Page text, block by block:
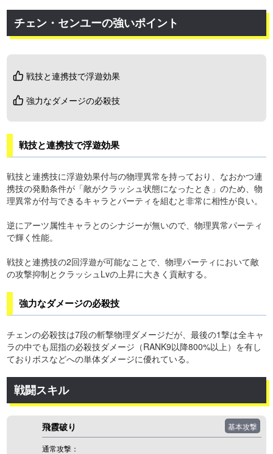
チェン・センユーの強いポイント
戦技と連携技で浮遊効果
強力なダメージの必殺技
戦技と連携技で浮遊効果
戦技と連携技に浮遊効果付与の物理異常を持っており、なおかつ連
携技の発動条件が「敵がクラッシュ状態になったとき」のため、物
理異常が付与できるキャラとパーティを組むと非常に相性が良い。
逆にアーツ属性キャラとのシナジーが無いので、物理異常パーティ
で輝く性能。
戦技と連携技の2回浮遊が可能なことで、物理パーティにおいて敵
の攻撃抑制とクラッシュLvの上昇に大きく貢献する。
強力なダメージの必殺技
チェンの必殺技は7段の斬撃物理ダメージだが、最後の1撃は全キャ
ラの中でも屈指の必殺技ダメージ（RANK9以降800%以上）を有し
ておりボスなどへの単体ダメージに優れている。
戦闘スキル
飛霞破り
通常攻撃：
基本攻撃